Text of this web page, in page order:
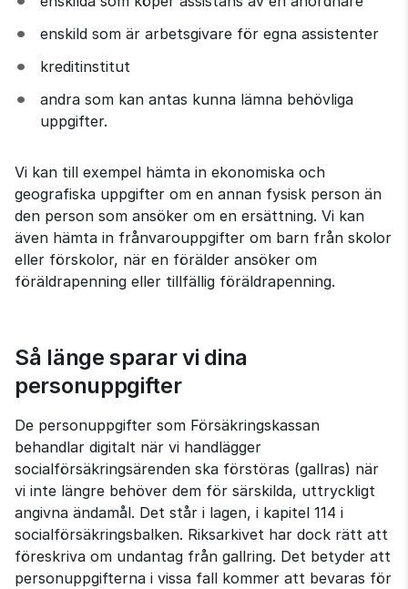
enskild som är arbetsgivare för egna assistenter
kreditinstitut
andra som kan antas kunna lämna behövliga
uppgifter.
Vi kan till exempel hämta in ekonomiska och
geografiska uppgifter om en annan fysisk person än
den person som ansöker om en ersättning. Vi kan
även hämta in frånvarouppgifter om barn från skolor
eller förskolor, när en förälder ansöker om
föräldrapenning eller tillfällig föräldrapenning.
Så länge sparar vi dina
personuppgifter
De personuppgifter som Försäkringskassan
behandlar digitalt när vi handlägger
socialförsäkringsärenden ska förstöras (gallras) när
vi inte längre behöver dem för särskilda, uttryckligt
angivna ändamål. Det står i lagen, i kapitel 114 i
socialförsäkringsbalken. Riksarkivet har dock rätt att
föreskriva om undantag från gallring. Det betyder att
personuppgifterna i vissa fall kommer att bevaras för